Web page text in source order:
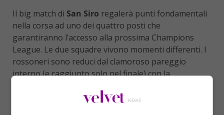
Il big match di San Siro regalerà punti fondamentali
nella corsa ad uno dei quattro posti che
garantiranno l’accesso alla prossima Champions
League. Le due squadre vivono momenti differenti. I
rossoneri sono reduci dal clamoroso pareggio
interno (e raggiunto solo nel finale) con la
Champions League contro l’Inter.